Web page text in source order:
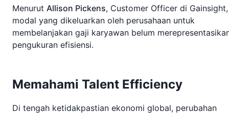
Menurut Allison Pickens, Customer Officer di Gainsight,
modal yang dikeluarkan oleh perusahaan untuk
membelanjakan gaji karyawan belum
pengukuran efisiensi.
Memahami Talent Efficiency
Di tengah ketidakpastian ekonomi global, perubahan